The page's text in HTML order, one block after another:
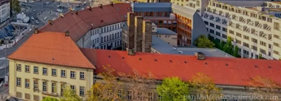
Bild: Mistervlad/Shutterstock.com